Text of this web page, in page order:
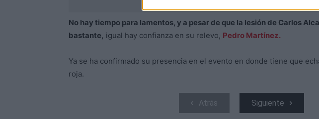
No hay tiempo para lamentos, y a pesar de que la lesión de Carlos
bastante, igual hay confianza en su relevo, Pedro Martínez.
Ya se ha confirmado su presencia en el evento en donde tiene que
roja.
Atrás Siguiente